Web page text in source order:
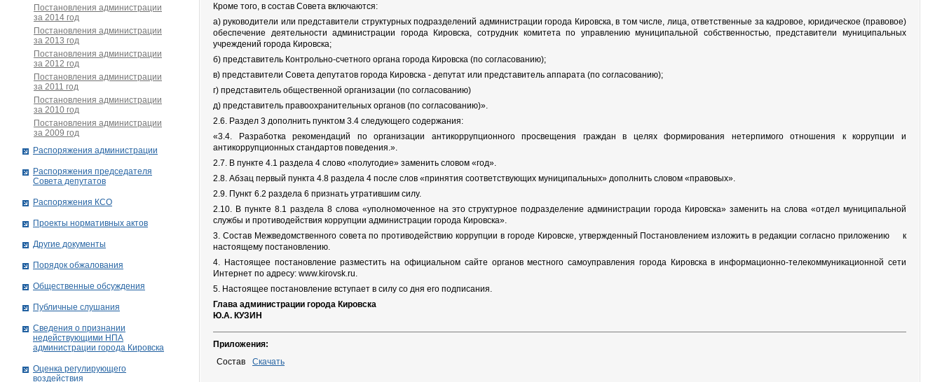
Кроме того, в состав Совета включаются:
а) руководители или представители структурных подразделений администрации города Кировска, в том числе, лица, ответственные за кадровое, юридическое (правовое)
обеспечение деятельности администрации города Кировска, сотрудник комитета по управлению муниципальной собственностью, представители муниципальных
учреждений города Кировска;
б) представитель Контрольно-счетного органа города Кировска (по согласованию);
в) представители Совета депутатов города Кировска - депутат или представитель аппарата (по согласованию);
г) представитель общественной организации (по согласованию)
д) представитель правоохранительных органов (по согласованию)».
2.6. Раздел 3 дополнить пунктом 3.4 следующего содержания:
«3.4. Разработка рекомендаций по организации антикоррупционного просвещения граждан в целях формирования нетерпимого отношения к коррупции и
антикоррупционных стандартов поведения.».
2.7. В пункте 4.1 раздела 4 слово «полугодие» заменить словом «год».
2.8. Абзац первый пункта 4.8 раздела 4 после слов «принятия соответствующих муниципальных» дополнить словом «правовых».
2.9. Пункт 6.2 раздела 6 признать утратившим силу.
2.10. В пункте 8.1 раздела 8 слова «уполномоченное на это структурное подразделение администрации города Кировска» заменить на слова «отдел муниципальной
службы и противодействия коррупции администрации города Кировска».
3. Состав Межведомственного совета по противодействию коррупции в городе Кировске, утвержденный Постановлением изложить в редакции согласно приложению к
настоящему постановлению.
4. Настоящее постановление разместить на официальном сайте органов местного самоуправления города Кировска в информационно-телекоммуникационной сети
Интернет по адресу: www.kirovsk.ru.
5. Настоящее постановление вступает в силу со дня его подписания.
Глава администрации города Кировска
Ю.А. КУЗИН
Приложения:
Состав
Скачать
Постановления администрации
за 2014 год
Постановления администрации
за 2013 год
Постановления администрации
за 2012 год
Постановления администрации
за 2011 год
Постановления администрации
за 2010 год
Постановления администрации
за 2009 год
Распоряжения администрации
Распоряжения председателя
Совета депутатов
Распоряжения КСО
Проекты нормативных актов
Другие документы
Порядок обжалования
Общественные обсуждения
Публичные слушания
Сведения о признании
недействующими НПА
администрации города Кировскa
Оценка регулирующего
воздействия